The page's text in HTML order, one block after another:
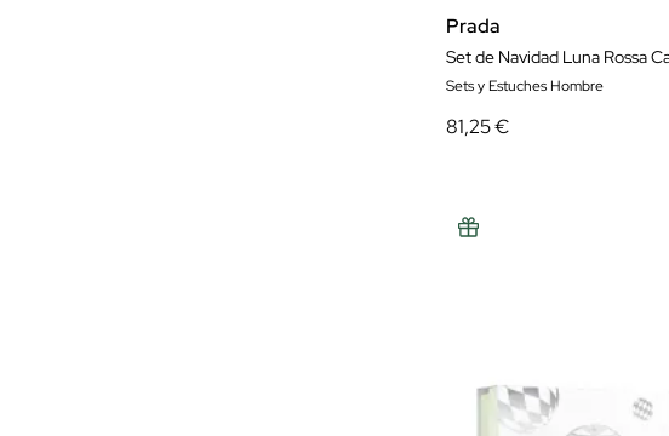
Prada
Set de Navidad Luna Rossa
Sets y Estuches Hombre
81,25 €